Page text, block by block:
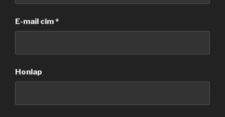
E-mail cím*
Honlap